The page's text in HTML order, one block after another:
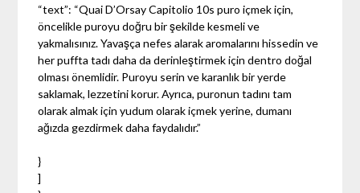
“text”: “Quai D’Orsay Capitolio 10s puro içmek için,
öncelikle puroyu doğru bir şekilde kesmeli ve
yakmalısınız. Yavaşça nefes alarak aromalarını hissedin ve
her puffta tadı daha da derinleştirmek için dentro doğal
olması önemlidir. Puroyu serin ve karanlık bir yerde
saklamak, lezzetini korur. Ayrıca, puronun tadını tam
olarak almak için yudum olarak içmek yerine, dumanı
ağızda gezdirmek daha faydalıdır.”
}
]